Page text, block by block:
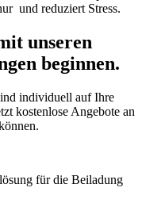
und reduziert Stress.
unseren
beginnen.
individuell auf Ihre
kostenlose Angebote an
für die Beiladung